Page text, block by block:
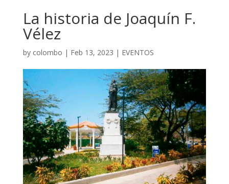
La historia de Joaquín F.
Vélez
by colombo | Feb 13, 2023 | EVENTOS